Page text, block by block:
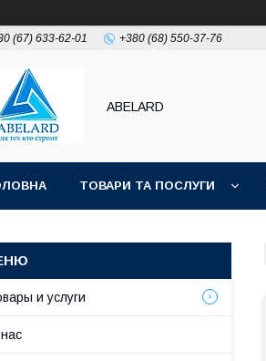
(67) 633-62-01 +380 (68) 550-37-76
ABELARD
ТОВАРИ ТА ПОСЛУГИ
и услуги